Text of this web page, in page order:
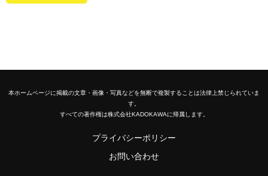
本ホームページに掲載の文章・画像・写真などを無断で複製することは法律上禁じられていま
す。
すべての著作権は株式会社KADOKAWAに帰属します。
プライバシーポリシー
お問い合わせ